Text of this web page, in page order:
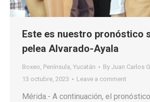
Este es nuestro pronóstico
pelea Alvarado-Ayala
Boxeo, Península, Yucatán By Juan Carlos
13 octubre, 2023
Leave a comment
Mérida.- A continuación, el